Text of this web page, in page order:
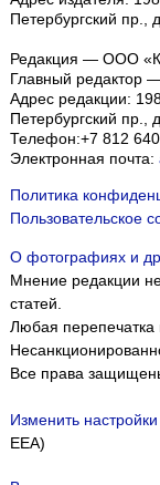
Петербургский
Редакция — ООО
Главный редактор
Адрес редакции:
Петербургский
Телефон:+7 812
Электронная почта:
Политика
Пользовательское
О фотографиях и
Мнение редакции не
статей.
Любая перепечатка
Все права
Изменить
EEA)